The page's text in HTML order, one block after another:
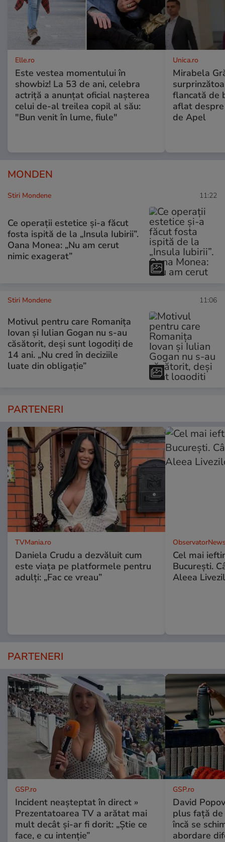
Elle.ro
Este vestea momentului în
showbiz! La 53 de ani, celebra
actriță a anunțat oficial nașterea
celui de-al treilea copil al său:
"Bun venit în lume, fiule"
Unica.ro
Mirabela
flancată de
aflat
de Apel
MONDEN
Stiri Mondene 11:22
Ce operații estetice și-a făcut
fosta ispită de la „Insula Iubirii”.
Oana Monea: „Nu am cerut
nimic exagerat”
Stiri Mondene 11:06
Motivul pentru care Romanița
Iovan și Iulian Gogan nu s-au
căsătorit, deși sunt logodiți de
14 ani. „Nu cred în deciziile
luate din obligație”
PARTENERI
TVMania.ro
Daniela Crudu a dezvăluit cum
este viața pe platformele pentru
adulți: „Fac ce vreau”
Cel mai
Bucureşti.
Aleea
PARTENERI
GSP.ro
Incident neașteptat în direct »
Prezentatoarea TV a arătat mai
mult decât și-ar fi dorit: „Știe ce
face, e cu intenție”
GSP.ro
David
plus față de
încă se
abordare